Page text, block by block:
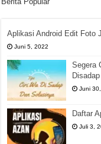
Aplikasi Android Edit Foto
Juni 5, 2022
Segera
Juni
Daftar
Juli 3,